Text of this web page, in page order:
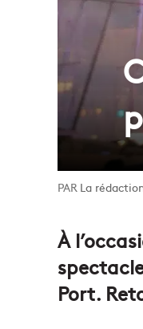
La
À
Port.